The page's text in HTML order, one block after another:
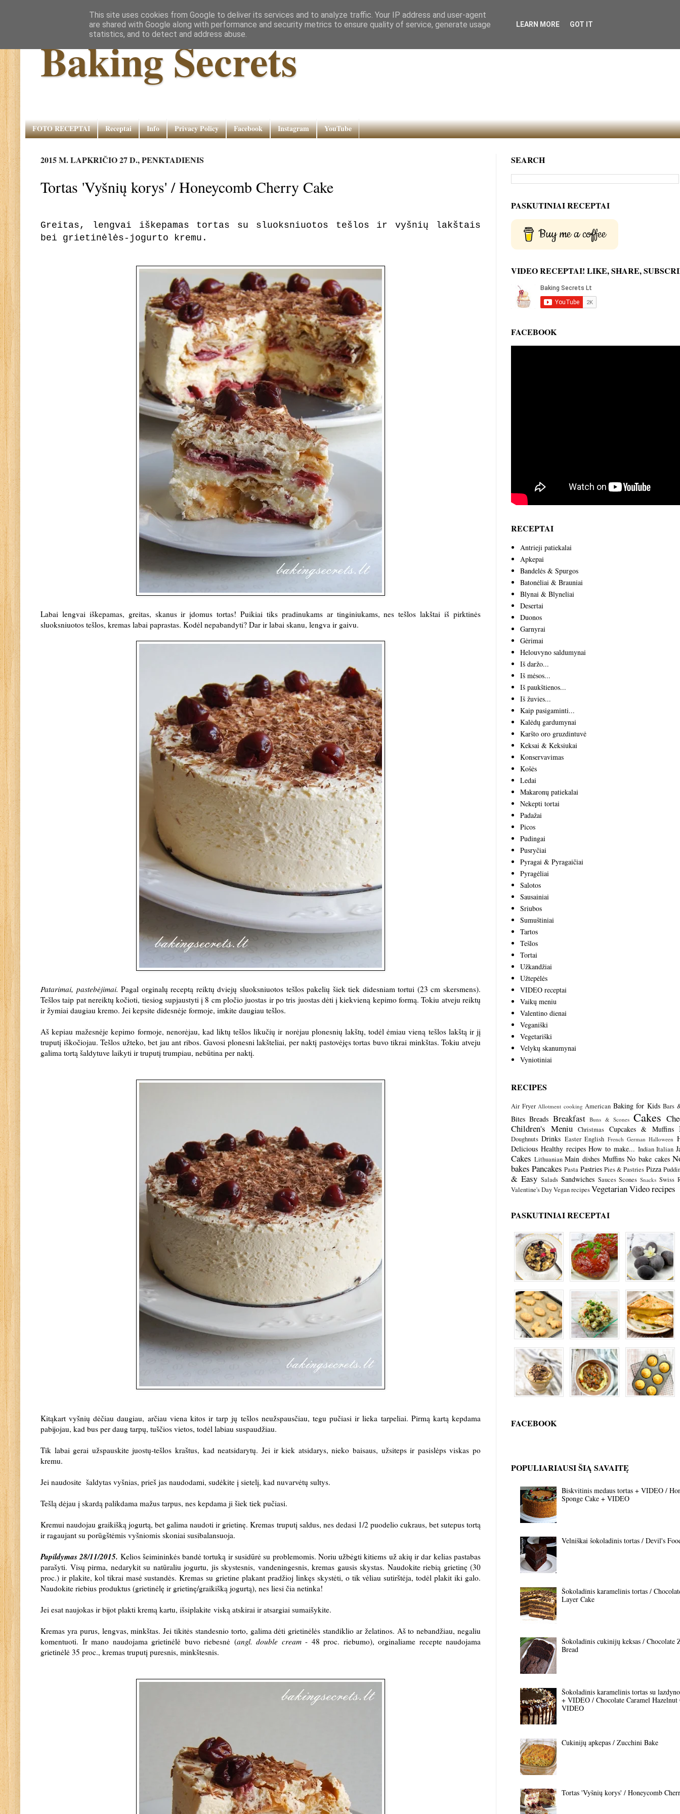
Baking Secrets
FOTO RECEPTAI Receptai Info Privacy Policy Facebook Instagram YouTube
2015 M. LAPKRIČIO 27 D., PENKTADIENIS
Tortas 'Vyšnių korys' / Honeycomb Cherry Cake
Greitas, lengvai iškepamas tortas su sluoksniuotos tešlos ir vyšnių lakštais
bei grietinėlės-jogurto kremu.
Labai lengvai iškepamas, greitas, skanus ir įdomus tortas! Puikiai tiks pradinukams ar tinginiukams, nes tešlos lakštai iš pirktinės
sluoksniuotos tešlos, kremas labai paprastas. Kodėl nepabandyti? Dar ir labai skanu, lengva ir gaivu.
Patarimai, pastebėjimai.Pagal orginalų receptą reiktų dviejų sluoksniuotos tešlos pakelių šiek tiek didesniam tortui (23 cm skersmens).
Tešlos taip pat nereiktų kočioti, tiesiog supjaustyti į 8 cm pločio juostas ir po tris juostas dėti į kiekvieną kepimo formą. Tokiu atveju reiktų
ir žymiai daugiau kremo. Jei kepsite didesnėje formoje, imkite daugiau tešlos.
Aš kepiau mažesnėje kepimo formoje, nenorėjau, kad liktų tešlos likučių ir norėjau plonesnių lakštų, todėl ėmiau vieną tešlos lakštą ir jį
truputį iškočiojau. Tešlos užteko, bet jau ant ribos. Gavosi plonesni lakšteliai, per naktį pastovėjęs tortas buvo tikrai minkštas. Tokiu atveju
galima tortą šaldytuve laikyti ir truputį trumpiau, nebūtina per naktį.
Kitąkart vyšnių dėčiau daugiau, arčiau viena kitos ir tarp jų tešlos neužspausčiau, tegu pučiasi ir lieka tarpeliai. Pirmą kartą kepdama
pabijojau, kad bus per daug tarpų, tuščios vietos, todėl labiau suspaudžiau.
Tik labai gerai užspauskite juostų-tešlos kraštus, kad neatsidarytų. Jei ir kiek atsidarys, nieko baisaus, užsiteps ir pasislėps viskas po
kremu.
Jei naudosite šaldytas vyšnias, prieš jas naudodami, sudėkite į sietelį, kad nuvarvėtų sultys.
Tešlą dėjau į skardą palikdama mažus tarpus, nes kepdama ji šiek tiek pučiasi.
Kremui naudojau graikišką jogurtą, bet galima naudoti ir grietinę. Kremas truputį saldus, nes dedasi 1/2 puodelio cukraus, bet sutepus tortą
ir ragaujant su porūgštėmis vyšniomis skoniai susibalansuoja.
Papildymas 28/11/2015. Kelios šeimininkės bandė tortuką ir susidūrė su problemomis. Noriu užbėgti kitiems už akių ir dar kelias pastabas
parašyti. Visų pirma, nedarykit su natūraliu jogurtu, jis skystesnis, vandeningesnis, kremas gausis skystas. Naudokite riebią grietinę (30
proc.) ir plakite, kol tikrai masė sustandės. Kremas su grietine plakant pradžioj linkęs skystėti, o tik vėliau sutirštėja, todėl plakit iki galo.
Naudokite riebius produktus (grietinėlę ir grietinę/graikišką jogurtą), nes liesi čia netinka!
Jei esat naujokas ir bijot plakti kremą kartu, išsiplakite viską atskirai ir atsargiai sumaišykite.
Kremas yra purus, lengvas, minkštas. Jei tikitės standesnio torto, galima dėti grietinėlės standiklio ar želatinos. Aš to nebandžiau, negaliu
komentuoti. Ir mano naudojama grietinėlė buvo riebesnė (angl. double cream- 48 proc. riebumo), orginaliame recepte naudojama
grietinėlė 35 proc., kremas truputį puresnis, minkštesnis.
SEARCH
PASKUTINIAI RECEPTAI
Buy me a coffee
VIDEO RECEPTAI! LIKE, SHARE,
FACEBOOK
RECEPTAI
Antrieji patiekalai
Apkepai
Bandelės & Spurgos
Batonėliai & Brauniai
Blynai & Blyneliai
Desertai
Duonos
Garnyrai
Gėrimai
Helouvyno saldumynai
Iš daržo...
Iš mėsos...
Iš paukštienos...
Iš žuvies...
Kaip pasigaminti...
Kalėdų gardumynai
Karšto oro gruzdintuvė
Keksai & Keksiukai
Konservavimas
Košės
Ledai
Makaronų patiekalai
Nekepti tortai
Padažai
Picos
Pudingai
Pusryčiai
Pyragai & Pyragaičiai
Pyragėliai
Salotos
Sausainiai
Sriubos
Sumuštiniai
Tartos
Tešlos
Tortai
Užkandžiai
Užtepėlės
VIDEO receptai
Vaikų meniu
Valentino dienai
Veganiški
Vegetariški
Velykų skanumynai
Vyniotiniai
RECIPES
Air Fryer Allotment cooking American Baking for Kids Bars
Bites Breads Breakfast Buns & Scones Cakes
Children's Meniu
Christmas Cupcakes & Muffins
Doughnuts Drinks Easter English French German Halloween
Delicious Healthy recipes How to make... Indian Italian
Cakes Lithuanian Main dishes Muffins No bake cakes
bakes Pancakes Pasta Pastries Pies & Pastries Pizza
& Easy Salads Sandwiches Sauces Scones Snacks Swiss
Valentine's DayVegan recipesVegetarianVideo recipes
PASKUTINIAI RECEPTAI
FACEBOOK
POPULIARIAUSI ŠIĄ SAVAITĘ
Biskvitinis medaus tortas + VIDEO /
Sponge Cake + VIDEO
Velniškai šokoladinis tortas / Devil's
Šokoladinis karamelinis tortas /
Layer Cake
Šokoladinis cukinijų keksas / Chocolate
Bread
Šokoladinis karamelinis tortas su
+ VIDEO / Chocolate Caramel Hazelnut
VIDEO
Cukinijų apkepas / Zucchini Bake
Tortas 'Vyšnių korys' / Honeycomb
This site uses cookies from Google to deliver its services and to analyze traffic. Your IP address and user-agent
are shared with Google along with performance and security metrics to ensure quality of service, generate usage
statistics, and to detect and address abuse.
LEARN MORE GOT IT